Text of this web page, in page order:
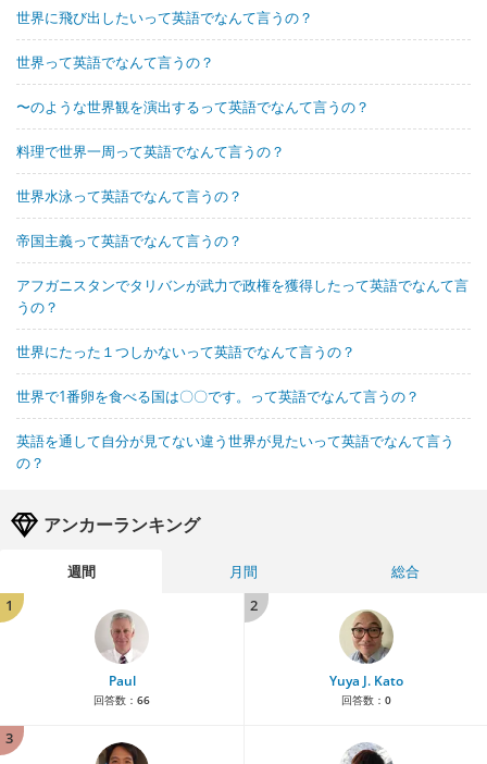
世界に飛び出したいって英語でなんて言うの？
世界って英語でなんて言うの？
〜のような世界観を演出するって英語でなんて言うの？
料理で世界一周って英語でなんて言うの？
世界水泳って英語でなんて言うの？
帝国主義って英語でなんて言うの？
アフガニスタンでタリバンが武力で政権を獲得したって英語でなんて言
うの？
世界にたった１つしかないって英語でなんて言うの？
世界で1番卵を食べる国は〇〇です。って英語でなんて言うの？
英語を通して自分が見てない違う世界が見たいって英語でなんて言う
の？
アンカーランキング
週間 月間
総合
1
Paul
回答数： 66
2
Yuya J. Kato
回答数： 0
3